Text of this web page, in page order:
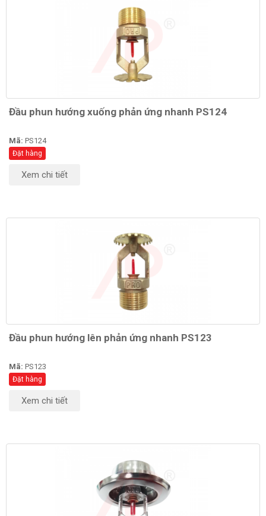
Đầu phun hướng xuống phản ứng nhanh PS124
Mã: PS124
Đặt hàng
Xem chi tiết
Đầu phun hướng lên phản ứng nhanh PS123
Mã: PS123
Đặt hàng
Xem chi tiết